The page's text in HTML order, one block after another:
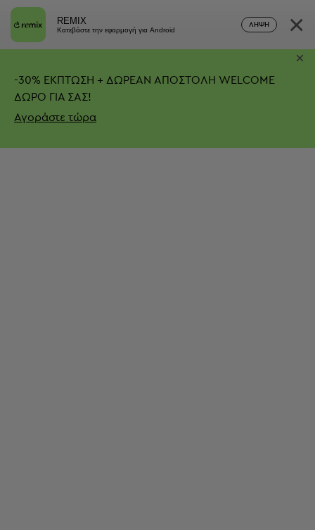
REMIX
Κατεβάστε την εφαρμογή για Android
ΛΉΨΗ ×
-30% ΕΚΠΤΩΣΗ + ΔΩΡΕΑΝ ΑΠΟΣΤΟΛΗ WELCOME
ΔΩΡΟ ΓΙΑ ΣΑΣ!
Αγοράστε τώρα
×